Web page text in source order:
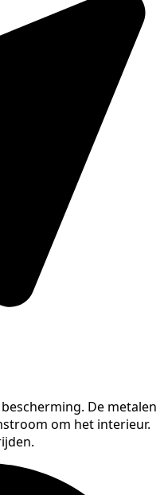
De metalen
om het interieur.